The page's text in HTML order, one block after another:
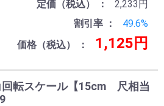
定価（税込）
2,233円
割引率
49.6%
価格（税込）
1,125円
転スケール【15cm 尺相当